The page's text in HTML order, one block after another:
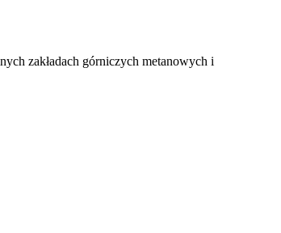
zakładach górniczych metanowych i